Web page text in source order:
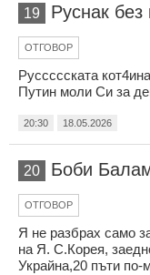
19 Руснак без
ОТГОВОР
Руссссската
Путин моли Си за
20:30 18.05.2026
20 Боби
ОТГОВОР
Я не разбрах само
на Я. С.Корея,
Украйна,20 пъти по-